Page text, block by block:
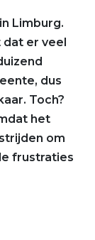
Limburg.
dat er veel
dus
Toch?
het
om
frustraties